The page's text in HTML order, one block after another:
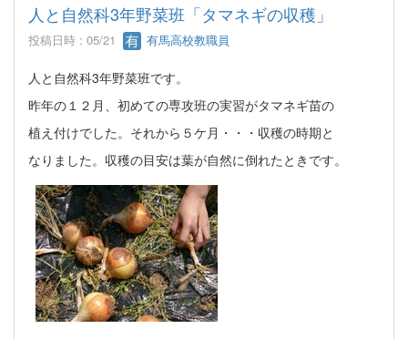
人と自然科3年野菜班「タマネギの収穫」
投稿日時 : 05/21 有馬高校教職員
人と自然科3年野菜班です。
昨年の１２月、初めての専攻班の実習がタマネギ苗の
植え付けでした。それから５ケ月・・・収穫の時期と
なりました。収穫の目安は葉が自然に倒れたときです。